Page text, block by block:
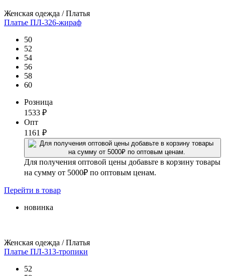
Женская одежда / Платья
Платье ПЛ-326-жираф
50
52
54
56
58
60
Розница
1533 ₽
Опт
1161 ₽
Для получения оптовой цены добавьте в корзину товары
на сумму от 5000₽ по оптовым ценам.
Перейти в товар
новинка
Женская одежда / Платья
Платье ПЛ-313-тропики
52